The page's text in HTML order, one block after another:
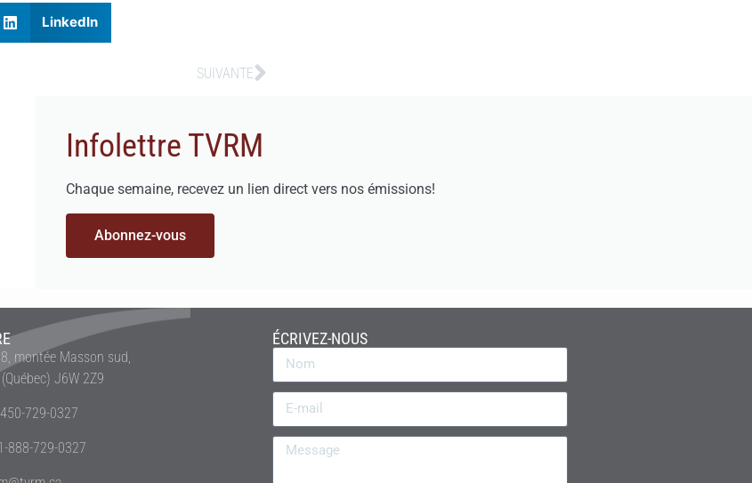
LinkedIn
SUIVANTE
Infolettre TVRM
Chaque semaine, recevez un lien direct vers nos émissions!
Abonnez-vous
montée Masson sud,
J6W 2Z9
450-729-0327
888-729-0327
ÉCRIVEZ-NOUS